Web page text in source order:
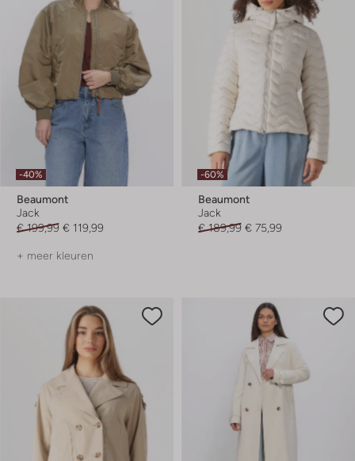
-40%
Beaumont
Jack
€ 199,99 € 119,99
+ meer kleuren
-60%
Beaumont
Jack
€ 189,99 € 75,99